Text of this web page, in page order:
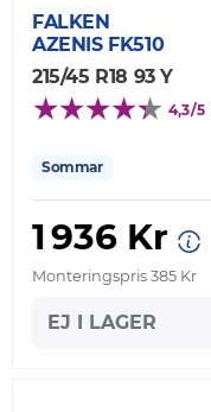
FALKEN
AZENIS FK510
215/45 R18 93 Y
4,3/5
Sommar
1 936 Kr
Monteringspris 385 Kr
EJ I LAGER